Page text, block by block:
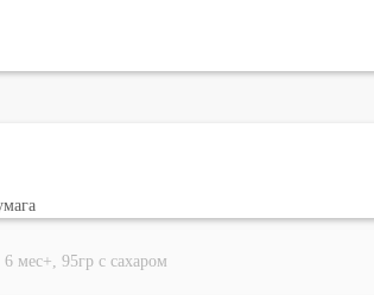
95гр с сахаром